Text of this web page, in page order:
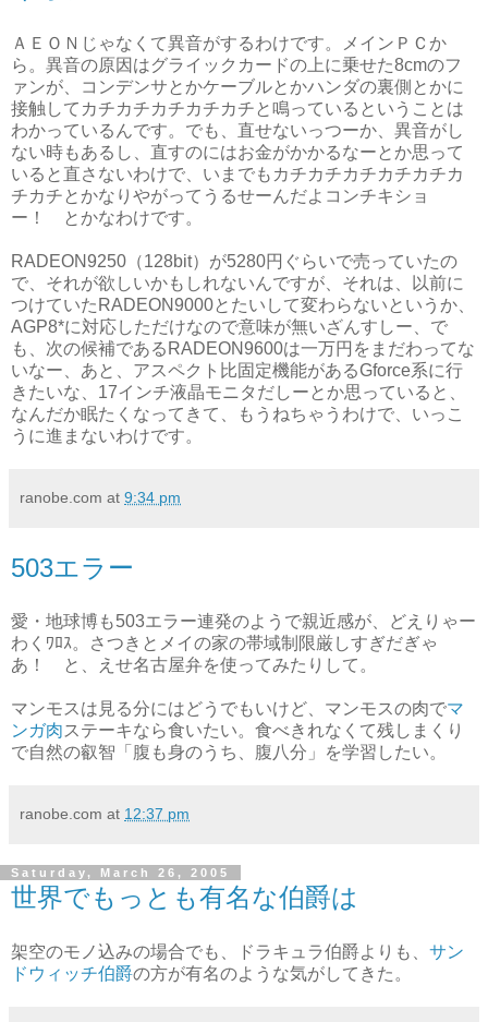
ＡＥＯＮじゃなくて異音がするわけです。メインＰＣか
ら。異音の原因はグライックカードの上に乗せた8cmのフ
ァンが、コンデンサとかケーブルとかハンダの裏側とかに
接触してカチカチカチカチカチと鳴っているということは
わかっているんです。でも、直せないっつーか、異音がし
ない時もあるし、直すのにはお金がかかるなーとか思って
いると直さないわけで、いまでもカチカチカチカチカチカ
チカチとかなりやがってうるせーんだよコンチキショ
ー！ とかなわけです。
RADEON9250（128bit）が5280円ぐらいで売っていたの
で、それが欲しいかもしれないんですが、それは、以前に
つけていたRADEON9000とたいして変わらないというか、
AGP8*に対応しただけなので意味が無いざんすしー、で
も、次の候補であるRADEON9600は一万円をまだわってな
いなー、あと、アスペクト比固定機能があるGforce系に行
きたいな、17インチ液晶モニタだしーとか思っていると、
なんだか眠たくなってきて、もうねちゃうわけで、いっこ
うに進まないわけです。
ranobe.com at 9:34 pm
503エラー
愛・地球博も503エラー連発のようで親近感が、どえりゃー
わくﾜﾛｽ。さつきとメイの家の帯域制限厳しすぎだぎゃ
あ！ と、えせ名古屋弁を使ってみたりして。
マンモスは見る分にはどうでもいけど、マンモスの肉でマ
ンガ肉ステーキなら食いたい。食べきれなくて残しまくり
で自然の叡智「腹も身のうち、腹八分」を学習したい。
ranobe.com at 12:37 pm
Saturday, March 26, 2005
世界でもっとも有名な伯爵は
架空のモノ込みの場合でも、ドラキュラ伯爵よりも、 サン
ドウィッチ伯爵の方が有名のような気がしてきた。